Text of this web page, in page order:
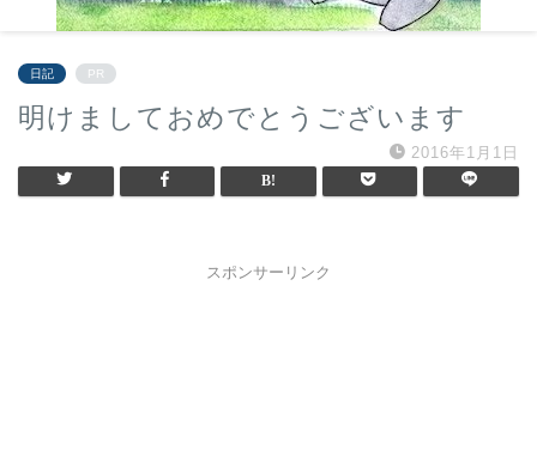
日記 PR
明けましておめでとうございます
2016年1月1日
スポンサーリンク